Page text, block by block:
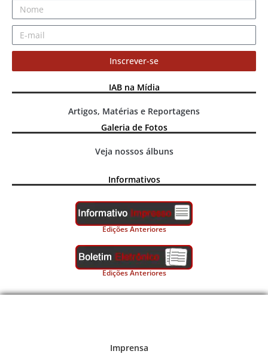
Inscrever-se
IAB na Mídia
Artigos, Matérias e Reportagens
Galeria de Fotos
Veja nossos álbuns
Informativos
Edições Anteriores
Edições Anteriores
Imprensa